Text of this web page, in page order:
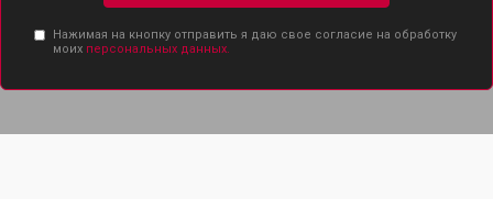
Нажимая на кнопку отправить я даю свое согласие на обработку
моих персональных данных.